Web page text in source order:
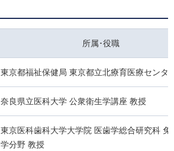
所属･役職
東京都福祉保健局 東京都立北療育医療センタ
奈良県立医科大学 公衆衛生学講座 教授
東京医科歯科大学大学院 医歯学総合研究科 免
学分野 教授